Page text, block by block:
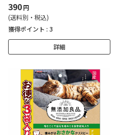
390円
(送料別・税込)
獲得ポイント : 3
詳細